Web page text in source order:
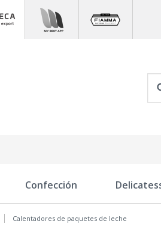
Confección
Calentadores de paquetes de leche